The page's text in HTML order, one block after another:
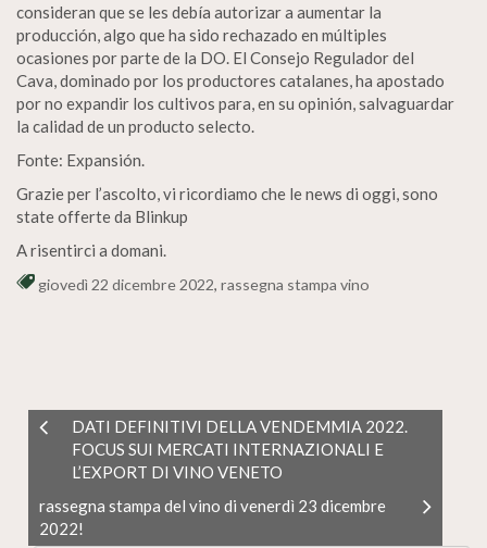
consideran que se les debía autorizar a aumentar la
producción, algo que ha sido rechazado en múltiples
ocasiones por parte de la DO. El Consejo Regulador del
Cava, dominado por los productores catalanes, ha apostado
por no expandir los cultivos para, en su opinión, salvaguardar
la calidad de un producto selecto.
Fonte: Expansión.
Grazie per l’ascolto, vi ricordiamo che le news di oggi, sono
state offerte da Blinkup
A risentirci a domani.
giovedì 22 dicembre 2022, rassegna stampa vino
DATI DEFINITIVI DELLA VENDEMMIA 2022.
FOCUS SUI MERCATI INTERNAZIONALI E
L’EXPORT DI VINO VENETO
rassegna stampa del vino di venerdì 23 dicembre
2022!